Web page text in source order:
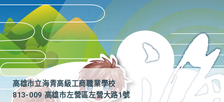
高雄市立海青高級工商職業學校
813-009 高雄市左營區左營大路1號